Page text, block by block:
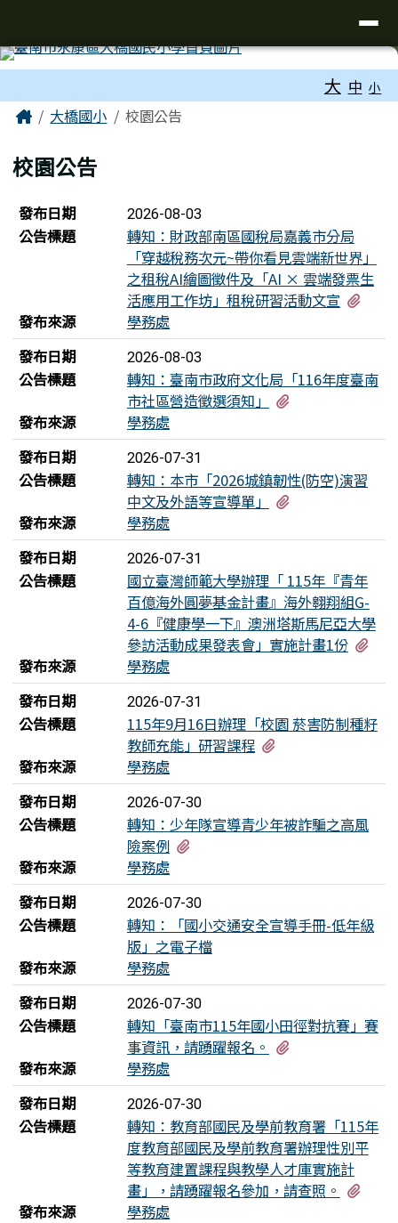
大 中 小
主內容區域
Home大橋國小 校園公告
校園公告
新聞列表
發布日期 2026-08-03
公告標題
轉知：財政部南區國稅局嘉義市分局
「穿越稅務次元~帶你看見雲端新世界」
之租稅AI繪圖徵件及「AI × 雲端發票生
活應用工作坊」租稅研習活動文宣
發布來源
學務處
發布日期
2026-08-03
公告標題
轉知：臺南市政府文化局「116年度臺南
市社區營造徵選須知」
發布來源
學務處
發布日期
2026-07-31
公告標題
轉知：本市「2026城鎮韌性(防空)演習
中文及外語等宣導單」
發布來源
學務處
發布日期
2026-07-31
公告標題
國立臺灣師範大學辦理「 115年『青年
百億海外圓夢基金計畫』海外翱翔組G-
4-6『健康學一下』澳洲塔斯馬尼亞大學
參訪活動成果發表會」實施計畫1份
發布來源
學務處
發布日期
2026-07-31
公告標題
115年9月16日辦理「校園 菸害防制種籽
教師充能」研習課程
發布來源
學務處
發布日期
2026-07-30
公告標題
轉知：少年隊宣導青少年被詐騙之高風
險案例
發布來源
學務處
發布日期
2026-07-30
公告標題
轉知：「國小交通安全宣導手冊-低年級
版」之電子檔
發布來源
學務處
發布日期
2026-07-30
公告標題
轉知「臺南市115年國小田徑對抗賽」賽
事資訊，請踴躍報名。
發布來源
學務處
發布日期
2026-07-30
公告標題
轉知：教育部國民及學前教育署「115年
度教育部國民及學前教育署辦理性別平
等教育建置課程與教學人才庫實施計
畫」，請踴躍報名參加，請查照。
發布來源
學務處
頁尾區域